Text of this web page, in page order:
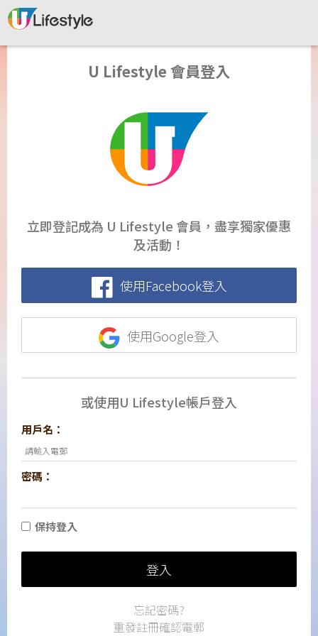
U Lifestyle 會員登入
立即登記成為 U Lifestyle 會員，盡享獨家優惠
及活動！
使用Facebook登入
使用Google登入
或使用U Lifestyle帳戶登入
用戶名：
密碼：
保持登入
登入
忘記密碼?
重發註冊確認電郵